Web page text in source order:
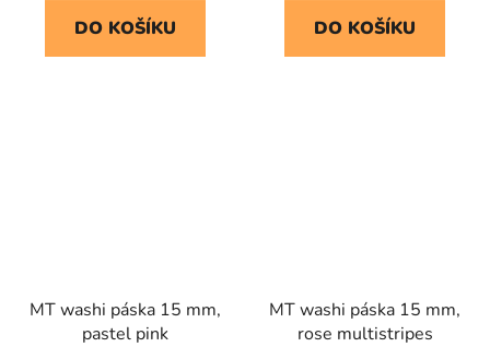
DO KOŠÍKU DO KOŠÍKU
MT washi páska 15 mm,
pastel pink
MT washi páska 15 mm,
rose multistripes